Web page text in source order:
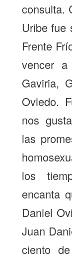
consulta.
Uribe fue
Frente
vencer a
Gaviria,
Oviedo.
nos
las
los
encanta
Daniel
Juan
ciento